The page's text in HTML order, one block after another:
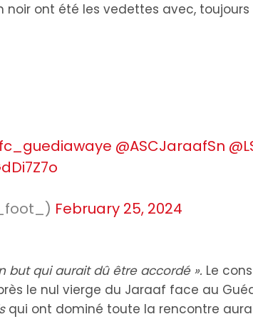
noir ont été les vedettes avec, toujours
@ASCJaraafSn
February 25, 2024
but qui aurait dû être accordé ». Le
le nul vierge du Jaraaf face au
qui ont dominé toute la rencontre